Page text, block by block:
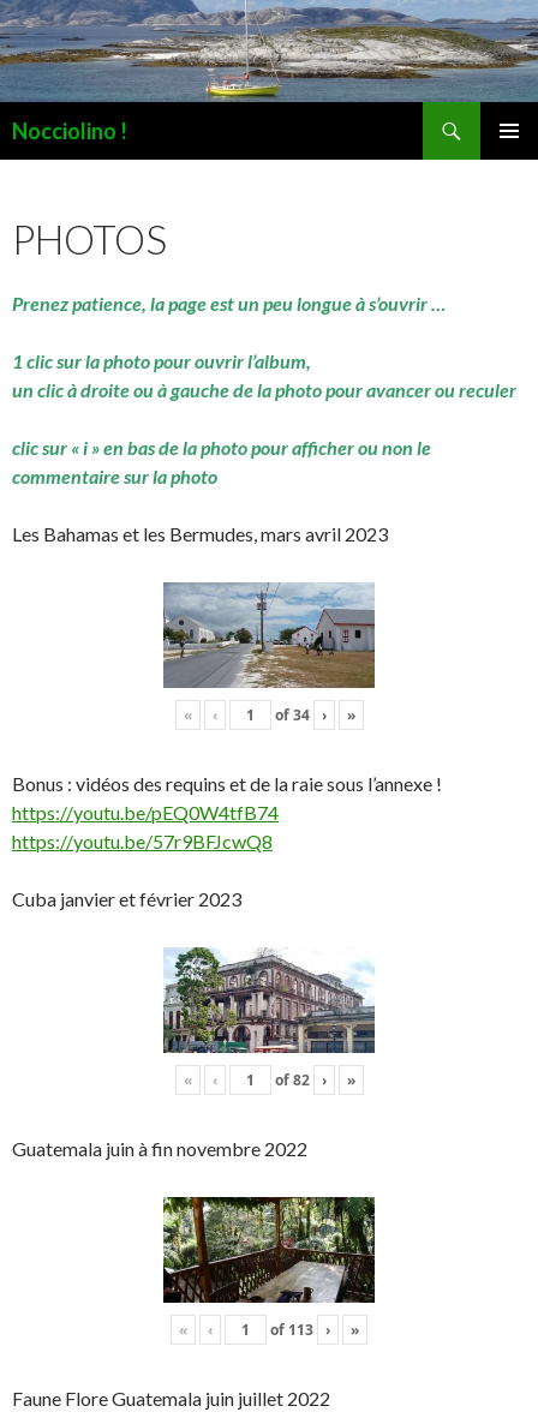
Nocciolino !
PHOTOS
Prenez patience, la page est un peu longue à s’ouvrir …
1 clic sur la photo pour ouvrir l’album,
un clic à droite ou à gauche de la photo pour avancer ou reculer
clic sur « i » en bas de la photo pour afficher ou non le
commentaire sur la photo
Les Bahamas et les Bermudes, mars avril 2023
« ‹ of34 › »
Bonus : vidéos des requins et de la raie sous l’annexe !
https://youtu.be/pEQ0W4tfB74
https://youtu.be/57r9BFJcwQ8
Cuba janvier et février 2023
« ‹ of82 › »
Guatemala juin à fin novembre 2022
« ‹ of 113 › »
Faune Flore Guatemala juin juillet 2022